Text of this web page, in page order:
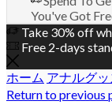
You've Got
Take 30% off
Free 2-days
ホーム アナルグ
Return to previous